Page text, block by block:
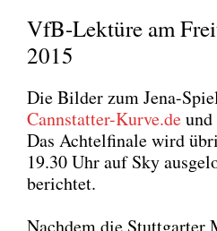
VfB-Lektüre am
2015
Die Bil­der zum Jena-
Cannstatter-Kurve.de
Das Ach­tel­fi­na­le wird
19.30 Uhr auf Sky
berich­tet.
Nach­dem die Stutt­gar­ter